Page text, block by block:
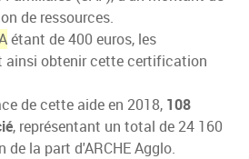
de ressources.
étant de 400 euros, les
ainsi obtenir cette certification
de cette aide en 2018, 108
, représentant un total de 24 160
la part d'ARCHE Agglo.